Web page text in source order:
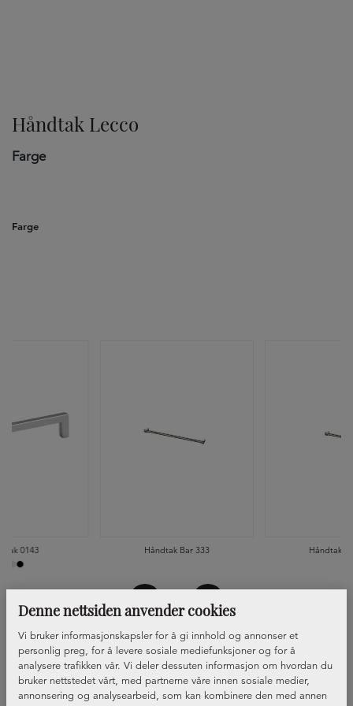
Denne nettsiden anvender cookies
Vi bruker informasjonskapsler for å gi innhold og annonser et
personlig preg, for å levere sosiale mediefunksjoner og for å
analysere trafikken vår. Vi deler dessuten informasjon om hvordan du
bruker nettstedet vårt, med partnerne våre innen sosiale medier,
annonsering og analysearbeid, som kan kombinere den med annen
Håndtak Lecco
Farge
Farge
0143 Håndtak Bar 333 Håndtak